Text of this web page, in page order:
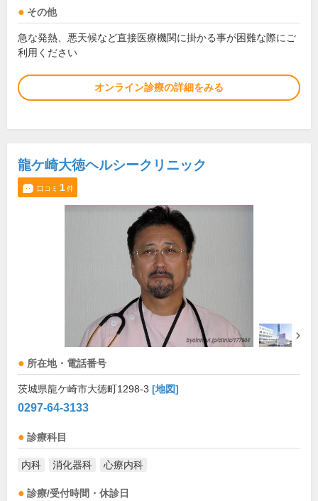
その他
急な発熱、悪天候など直接医療機関に掛かる事が困難な際にご
利用ください
オンライン診療の詳細をみる
龍ケ崎大徳ヘルシークリニック
口コミ 1件
所在地・電話番号
茨城県龍ケ崎市大徳町1298-3 [地図]
0297-64-3133
診療科目
内科 消化器科 心療内科
診療/受付時間・休診日